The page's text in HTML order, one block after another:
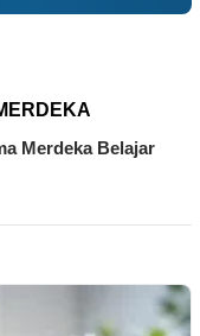
Merdeka Belajar